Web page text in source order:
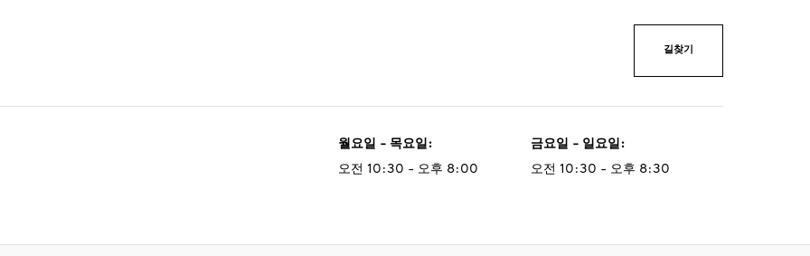
길찾기
월요일 - 목요일:
오전 10:30 - 오후 8:00
금요일 - 일요일:
오전 10:30 - 오후 8:30